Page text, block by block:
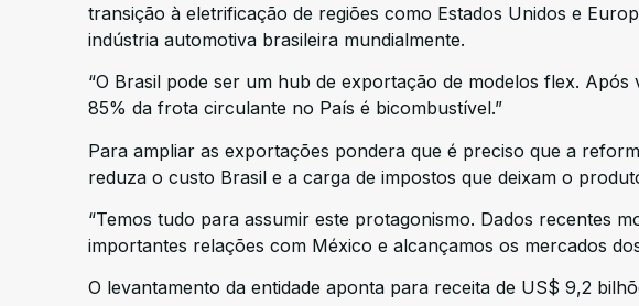
transição à eletrificação de regiões como Estados Unidos e
indústria automotiva brasileira mundialmente.
“O Brasil pode ser um hub de exportação de modelos flex.
85% da frota circulante no País é bicombustível.”
Para ampliar as exportações pondera que é preciso que a
reduza o custo Brasil e a carga de impostos que deixam o
“Temos tudo para assumir este protagonismo. Dados recentes
importantes relações com México e alcançamos os mercados
O levantamento da entidade aponta para receita de US$ 9,2